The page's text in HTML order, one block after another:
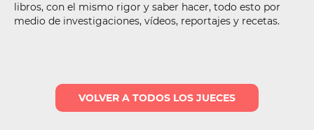
libros, con el mismo rigor y saber hacer, todo esto por
medio de investigaciones, vídeos, reportajes y recetas.
VOLVER A TODOS LOS JUECES